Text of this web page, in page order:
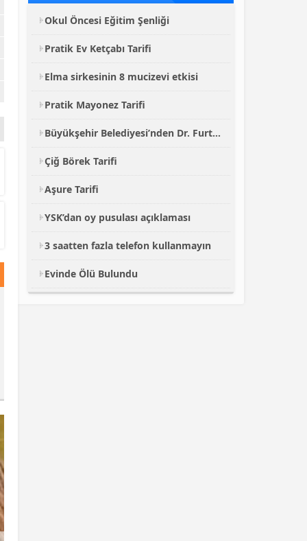
Okul Öncesi Eğitim Şenliği
Pratik Ev Ketçabı Tarifi
Elma sirkesinin 8 mucizevi etkisi
Pratik Mayonez Tarifi
Büyükşehir Belediyesi’nden Dr. Furtun’a Vefa
Çiğ Börek Tarifi
Aşure Tarifi
YSK’dan oy pusulası açıklaması
3 saatten fazla telefon kullanmayın
Evinde Ölü Bulundu